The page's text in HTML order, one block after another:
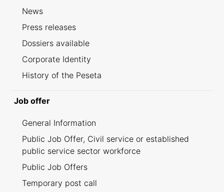
News
Press releases
Dossiers available
Corporate Identity
History of the Peseta
Job offer
General Information
Public Job Offer, Civil service or established
public service sector workforce
Public Job Offers
Temporary post call